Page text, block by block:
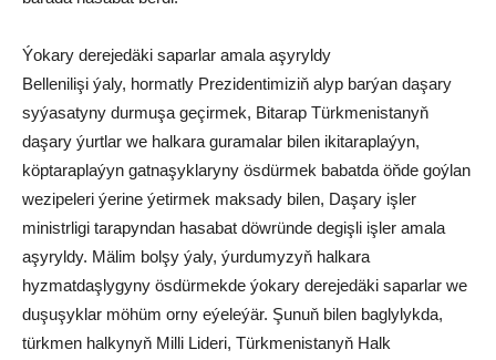
Ýokary derejedäki saparlar amala aşyryldy
Bellenilişi ýaly, hormatly Prezidentimiziň alyp barýan daşary
syýasatyny durmuşa geçirmek, Bitarap Türkmenistanyň
daşary ýurtlar we halkara guramalar bilen ikitaraplaýyn,
köptaraplaýyn gatnaşyklaryny ösdürmek babatda öňde goýlan
wezipeleri ýerine ýetirmek maksady bilen, Daşary işler
ministrligi tarapyndan hasabat döwründe degişli işler amala
aşyryldy. Mälim bolşy ýaly, ýurdumyzyň halkara
hyzmatdaşlygyny ösdürmekde ýokary derejedäki saparlar we
duşuşyklar möhüm orny eýeleýär. Şunuň bilen baglylykda,
türkmen halkynyň Milli Lideri, Türkmenistanyň Halk